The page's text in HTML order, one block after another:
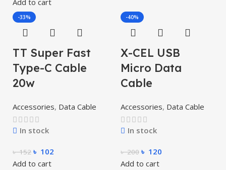
-33%
TT Super Fast
Type-C Cable
20w
Accessories, Data Cable
In stock
৳152 ৳ 102
Add to cart
-40%
X-CEL USB
Micro Data
Cable
Accessories, Data Cable
In stock
৳200 ৳ 120
Add to cart